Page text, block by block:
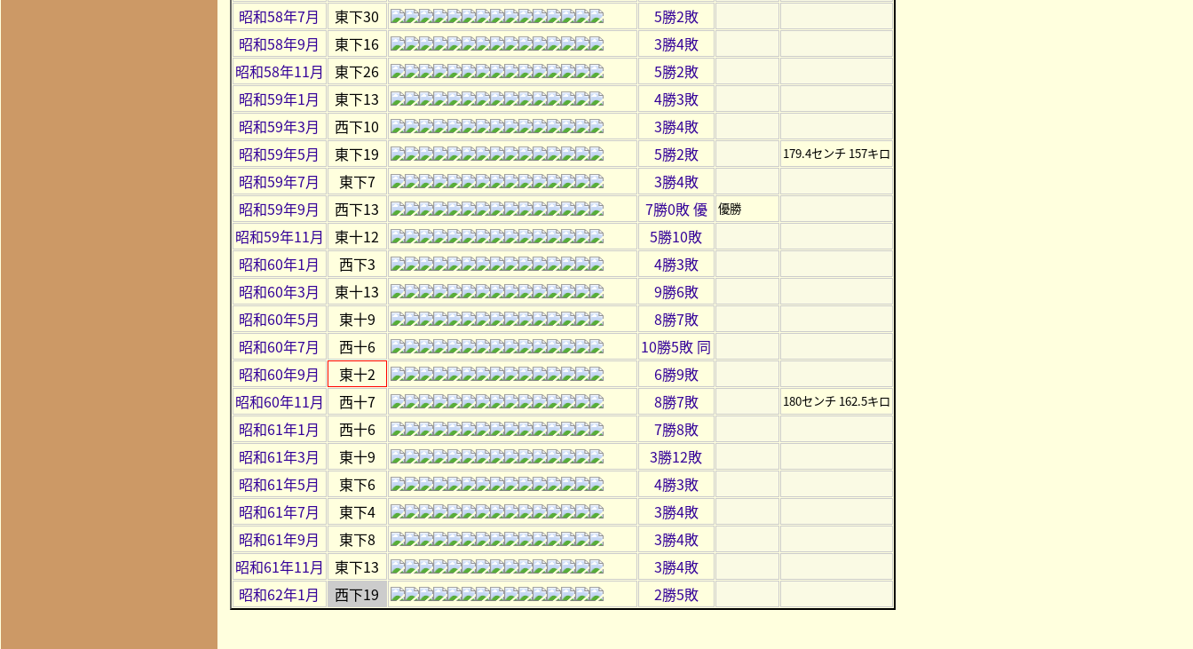
昭和58年7月
東下30
5勝2敗
昭和58年9月
東下16
3勝4敗
昭和58年11月
東下26
5勝2敗
昭和59年1月
東下13
4勝3敗
昭和59年3月
西下10
3勝4敗
昭和59年5月
東下19 5勝2敗 179.4センチ 157キロ
昭和59年7月 東下7
3勝4敗
昭和59年9月
西下13 7勝0敗 優 優勝
昭和59年11月 東十12
5勝10敗
昭和60年1月
西下3
4勝3敗
昭和60年3月
東十13
9勝6敗
昭和60年5月
東十9
8勝7敗
昭和60年7月
西十6
10勝5敗 同
昭和60年9月
東十2
6勝9敗
昭和60年11月
西十7 8勝7敗 180センチ 162.5キロ
昭和61年1月 西十6
7勝8敗
昭和61年3月
東十9
3勝12敗
昭和61年5月
東下6
4勝3敗
昭和61年7月
東下4
3勝4敗
昭和61年9月
東下8
3勝4敗
昭和61年11月
東下13
3勝4敗
昭和62年1月
西下19 2勝5敗